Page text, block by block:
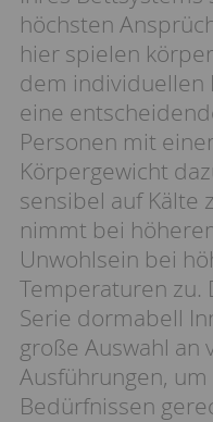
höchsten
hier spielen
dem individuellen
eine
Personen mit
Körpergewicht
sensibel auf Kälte
nimmt bei
Unwohlsein bei
Temperaturen zu.
Serie dormabell
große Auswahl an
Ausführungen,
Bedürfnissen